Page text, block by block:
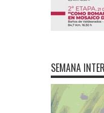
SEMANA